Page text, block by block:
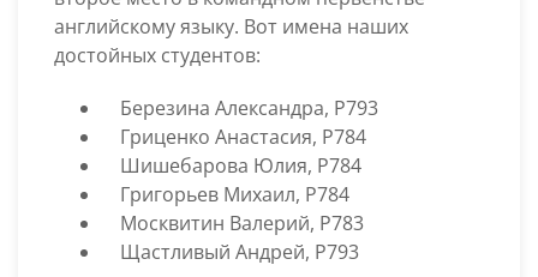
английскому языку. Вот имена наших
достойных студентов:
Березина Александра, Р793
Гриценко Анастасия, Р784
Шишебарова Юлия, Р784
Григорьев Михаил, Р784
Москвитин Валерий, Р783
Щастливый Андрей, Р793